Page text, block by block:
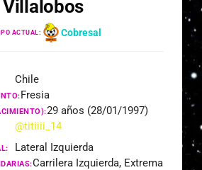
Villalobos
ACTUAL: Cobresal
Chile
Fresia
29 años (28/01/1997)
@titiiii_14
Lateral Izquierda
Carrilera Izquierda, Extrema